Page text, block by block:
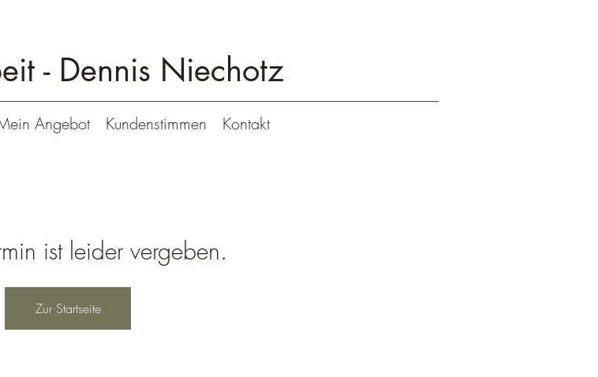
- Dennis Niechotz
Angebot Kundenstimmen Kontakt
ist leider vergeben.
Zur Startseite